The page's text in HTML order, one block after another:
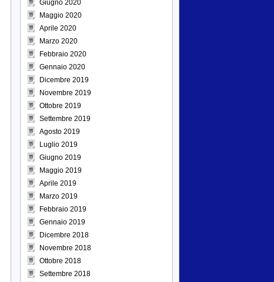
Giugno 2020
Maggio 2020
Aprile 2020
Marzo 2020
Febbraio 2020
Gennaio 2020
Dicembre 2019
Novembre 2019
Ottobre 2019
Settembre 2019
Agosto 2019
Luglio 2019
Giugno 2019
Maggio 2019
Aprile 2019
Marzo 2019
Febbraio 2019
Gennaio 2019
Dicembre 2018
Novembre 2018
Ottobre 2018
Settembre 2018